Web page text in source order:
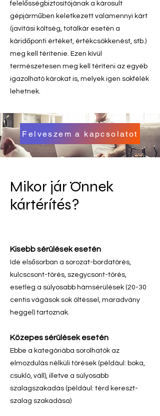
felelősségbiztosítójának a károsult
gépjárműben keletkezett valamennyi kárt
(javítási költség, totálkár esetén a
káridőponti értéket, értékcsökkenést, stb.)
meg kell térítenie. Ezen kívül
természetesen meg kell téríteni az egyéb
igazolható károkat is, melyek igen sokfélék
lehetnek.
Felveszem a kapcsolatot
Mikor jár Önnek
kártérítés?
Kisebb sérülések esetén
Ide elsősorban a sorozat-bordatörés,
kulcscsont-törés, szegycsont-törés,
esetleg a súlyosabb hámsérülések (20-30
centis vágások sok öltéssel, maradvány
heggel) tartoznak.
Közepes sérülések esetén
Ebbe a kategóriába sorolhatók az
elmozdulás nélküli törések (például: boka,
csukló, váll), illetve a súlyosabb
szalagszakadás (például: térd kereszt-
szalag szakadása)